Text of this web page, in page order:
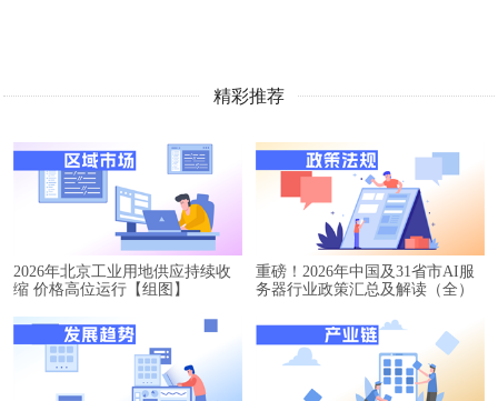
精彩推荐
2026年北京工业用地供应持续收
缩 价格高位运行【组图】
重磅！2026年中国及31省市AI服
务器行业政策汇总及解读（全）